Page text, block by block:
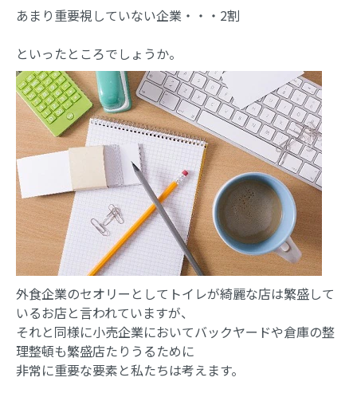
あまり重要視していない企業・・・2割
といったところでしょうか。
外食企業のセオリーとしてトイレが綺麗な店は繁盛して
いるお店と言われていますが、
それと同様に小売企業においてバックヤードや倉庫の整
理整頓も繁盛店たりうるために
非常に重要な要素と私たちは考えます。